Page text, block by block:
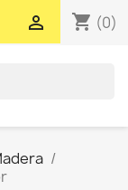
shopping_cart (0)
